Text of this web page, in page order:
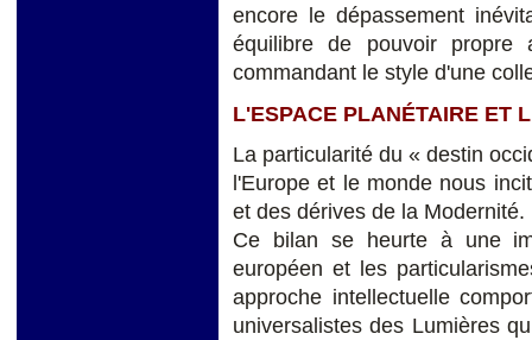
encore le dépassement
équilibre de pouvoir propre
commandant le style d'une
L'ESPACE PLANÉTAIRE ET
La particularité du « destin
l'Europe et le monde nous
et des dérives de la Modernité.
Ce bilan se heurte à une
européen et les
approche intellectuelle
universalistes des Lumières